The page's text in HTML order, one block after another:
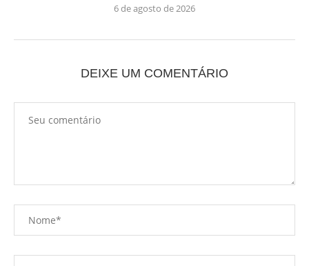
6 de agosto de 2026
DEIXE UM COMENTÁRIO